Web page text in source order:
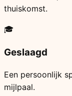
thuiskomst.
🎓
Geslaagd
Een persoonlijk
mijlpaal.